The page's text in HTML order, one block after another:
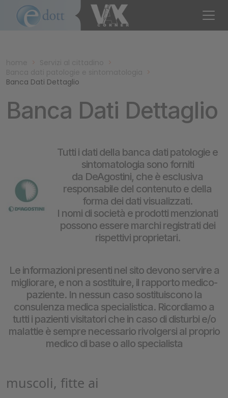
>
>
>
Banca Dati Dettaglio
Banca Dati Dettaglio
Tutti i dati della banca dati patologie e
sintomatologia sono forniti
da DeAgostini, che è esclusiva
responsabile del contenuto e della
forma dei dati visualizzati.
I nomi di società e prodotti menzionati
possono essere marchi registrati dei
rispettivi proprietari.
Le informazioni presenti nel sito devono servire a
migliorare, e non a sostituire, il rapporto medico-
paziente. In nessun caso sostituiscono la
consulenza medica specialistica. Ricordiamo a
tutti i pazienti visitatori che in caso di disturbi e/o
malattie è sempre necessario rivolgersi al proprio
medico di base o allo specialista
muscoli, fitte ai